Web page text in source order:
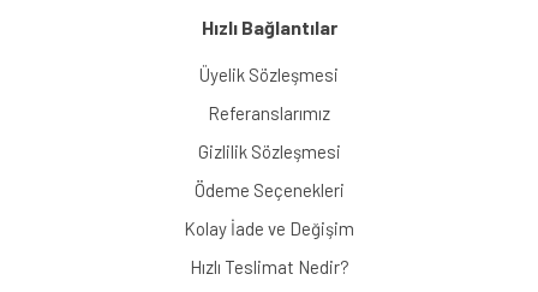
Hızlı Bağlantılar
Üyelik Sözleşmesi
Referanslarımız
Gizlilik Sözleşmesi
Ödeme Seçenekleri
Kolay İade ve Değişim
Hızlı Teslimat Nedir?